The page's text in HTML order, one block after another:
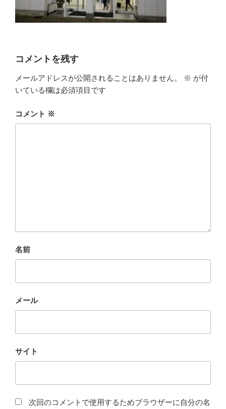
コメントを残す
メールアドレスが公開されることはありません。 ※ が付
いている欄は必須項目です
コメント ※
名前
メール
サイト
次回のコメントで使用するためブラウザーに自分の名